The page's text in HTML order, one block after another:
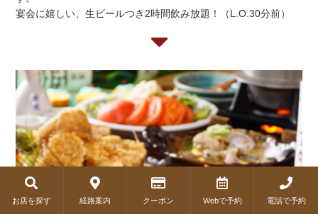
宴会に嬉しい、生ビールつき2時間飲み放題！（L.O.30分前）
お店を探す 経路案内 クーポン Webで予約 電話で予約